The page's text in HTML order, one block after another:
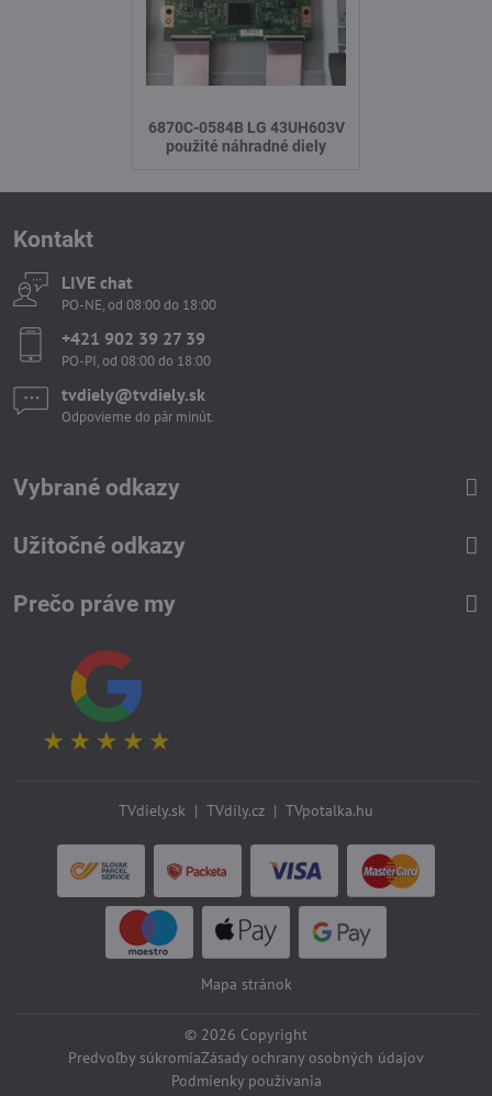
6870C-0584B LG 43UH603V
použité náhradné diely
Kontakt
LIVE chat
PO-NE, od 08:00 do 18:00
+421 902 39 27 39
PO-PI, od 08:00 do 18:00
tvdiely​​@tvdiely​​.sk
Odpovieme do pár minút.
Vybrané odkazy
Užitočné odkazy
Prečo práve my
TVdiely.sk | TVdíly.cz | TVpotalka.hu
Mapa stránok
© 2026 Copyright
Predvoľby súkromiaZásady ochrany osobných údajov
Podmienky používania